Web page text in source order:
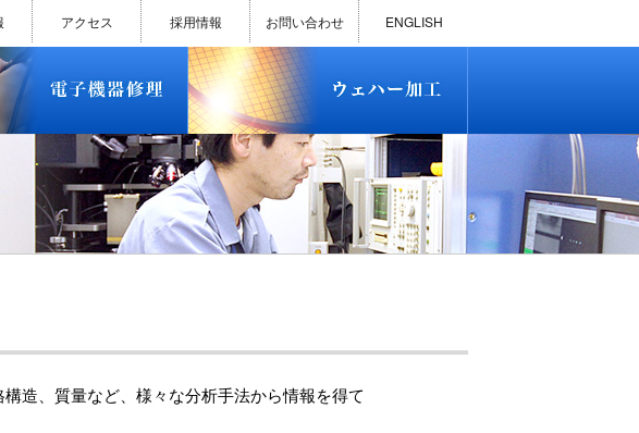
ハ
い）
アクセス 採用情報 お問い合わせ ENGLISH
命できる可能性
申し込みについて
(シーケンサー)
(インバーター)
(制御ユニット)
(モータードライバー)
(マザーボード)
バックナンバー 半導体プロセス受託加工サービス
MEMS ファウンドリーサービス
精密貫通孔加工
テスト用膜付きウェハー
評価用めっき付きシリコンウエ
ハ
研削研磨・ダイシング加工
ダイヤモンドワイヤー販売
ウェハー加工実績
ウェハー販売(Si/SOI/SiC/GaAs)
ウェハーケース販売
ICP-MS汚染分析受託サービス
TXRF汚染分析受託サービス
石英基板・ガラスウェハ加工
恋する半導体（セミコイ）
恋するパワー半導体（つよこ
い）
造、質量など、様々な分析手法から情報を得て